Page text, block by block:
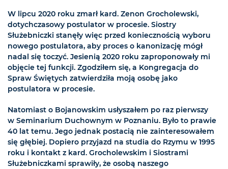
W lipcu 2020 roku zmarł kard. Zenon Grocholewski,
dotychczasowy postulator w procesie. Siostry
Służebniczki stanęły więc przed koniecznością wyboru
nowego postulatora, aby proces o kanonizację mógł
nadal się toczyć. Jesienią 2020 roku zaproponowały mi
objęcie tej funkcji. Zgodziłem się, a Kongregacja do
Spraw Świętych zatwierdziła moją osobę jako
postulatora w procesie.
Natomiast o Bojanowskim usłyszałem po raz pierwszy
w Seminarium Duchownym w Poznaniu. Było to prawie
40 lat temu. Jego jednak postacią nie zainteresowałem
się głębiej. Dopiero przyjazd na studia do Rzymu w 1995
roku i kontakt z kard. Grocholewskim i Siostrami
Służebniczkami sprawiły, że osobą naszego